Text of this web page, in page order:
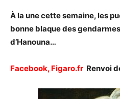
À la une cette semaine, les
bonne blaque des
d’Hanouna…
Facebook, Figaro.fr Renvoi